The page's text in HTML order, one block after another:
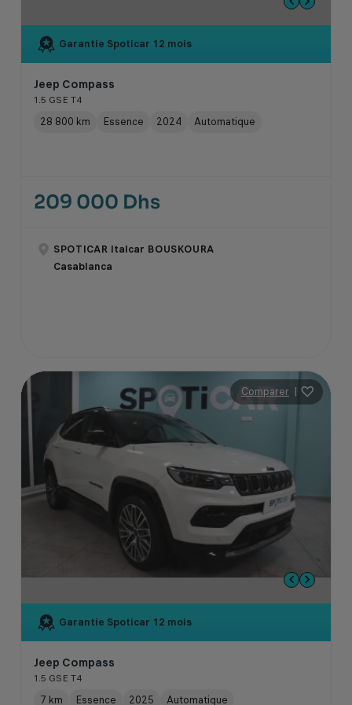
Garantie Spoticar 12 mois
Jeep Compass
1.5 GSE T4
28 800 km Essence 2024 Automatique
209 000 Dhs
SPOTICAR Italcar BOUSKOURA
Casablanca
Comparer |
Garantie Spoticar 12 mois
Jeep Compass
1.5 GSE T4
7 km Essence 2025 Automatique